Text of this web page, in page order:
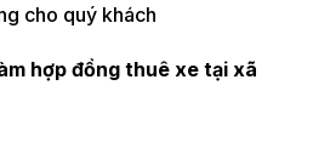
cho quý khách
hợp đồng thuê xe tại xã